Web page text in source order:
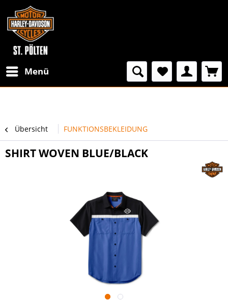
Menü
Übersicht FUNKTIONSBEKLEIDUNG
SHIRT WOVEN BLUE/BLACK